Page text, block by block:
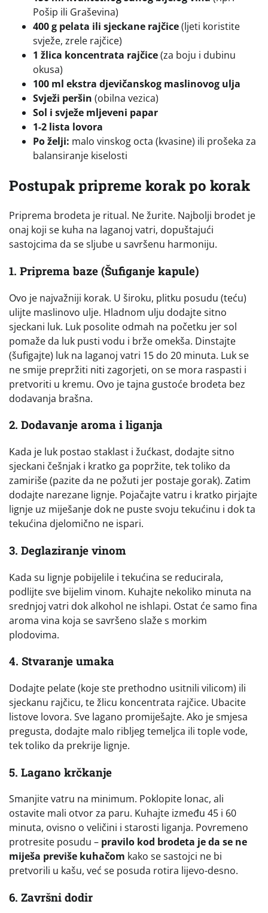
Pošip ili Graševina)
400 g pelata ili sjeckane rajčice(ljeti koristite
svježe, zrele rajčice)
1 žlica koncentrata rajčice(za boju i dubinu
okusa)
100 ml ekstra djevičanskog maslinovog ulja
Svježi peršin (obilna vezica)
Sol i svježe mljeveni papar
1-2 lista lovora
Po želji: malo vinskog octa (kvasine) ili prošeka za
balansiranje kiselosti
Postupak pripreme korak po korak
Priprema brodeta je ritual. Ne žurite. Najbolji brodet je
onaj koji se kuha na laganoj vatri, dopuštajući
sastojcima da se sljube u savršenu harmoniju.
1. Priprema baze (Šufiganje kapule)
Ovo je najvažniji korak. U široku, plitku posudu (teću)
ulijte maslinovo ulje. Hladnom ulju dodajte sitno
sjeckani luk. Luk posolite odmah na početku jer sol
pomaže da luk pusti vodu i brže omekša. Dinstajte
(šufigajte) luk na laganoj vatri 15 do 20 minuta. Luk se
ne smije prepržiti niti zagorjeti, on se mora raspasti i
pretvoriti u kremu. Ovo je tajna gustoće brodeta bez
dodavanja brašna.
2. Dodavanje aroma i liganja
Kada je luk postao staklast i žućkast, dodajte sitno
sjeckani češnjak i kratko ga popržite, tek toliko da
zamiriše (pazite da ne požuti jer postaje gorak). Zatim
dodajte narezane lignje. Pojačajte vatru i kratko pirjajte
lignje uz miješanje dok ne puste svoju tekućinu i dok ta
tekućina djelomično ne ispari.
3. Deglaziranje vinom
Kada su lignje pobijelile i tekućina se reducirala,
podlijte sve bijelim vinom. Kuhajte nekoliko minuta na
srednjoj vatri dok alkohol ne ishlapi. Ostat će samo fina
aroma vina koja se savršeno slaže s morkim
plodovima.
4. Stvaranje umaka
Dodajte pelate (koje ste prethodno usitnili vilicom) ili
sjeckanu rajčicu, te žlicu koncentrata rajčice. Ubacite
listove lovora. Sve lagano promiješajte. Ako je smjesa
pregusta, dodajte malo ribljeg temeljca ili tople vode,
tek toliko da prekrije lignje.
5. Lagano krčkanje
Smanjite vatru na minimum. Poklopite lonac, ali
ostavite mali otvor za paru. Kuhajte između 45 i 60
minuta, ovisno o veličini i starosti liganja. Povremeno
protresite posudu – pravilo kod brodeta je da se ne
miješa previše kuhačom kako se sastojci ne bi
pretvorili u kašu, već se posuda rotira lijevo-desno.
6. Završni dodir